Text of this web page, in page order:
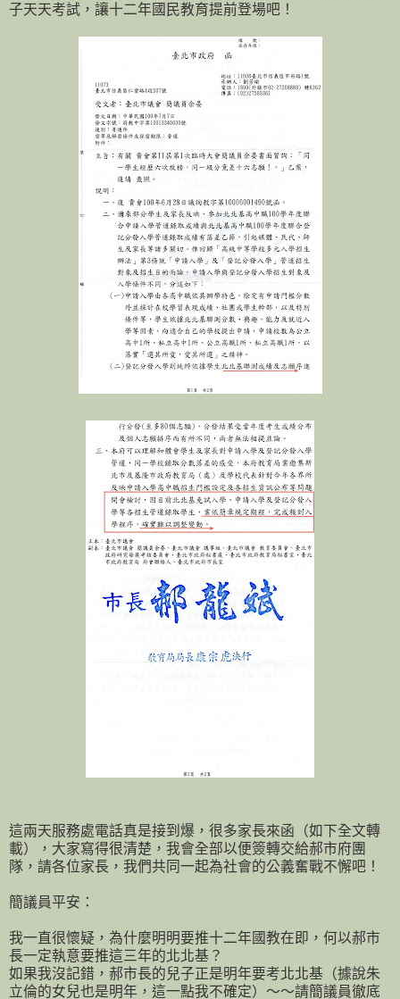
子天天考試，讓十二年國民教育提前登場吧！
這兩天服務處電話真是接到爆，很多家長來函（如下全文轉
載），大家寫得很清楚，我會全部以便簽轉交給郝市府團
隊，請各位家長，我們共同一起為社會的公義奮戰不懈吧！
簡議員平安：
我一直很懷疑，為什麼明明要推十二年國教在即，何以郝市
長一定執意要推這三年的北北基？
如果我沒記錯，郝市長的兒子正是明年要考北北基（據說朱
立倫的女兒也是明年，這一點我不確定）～～請簡議員徹底